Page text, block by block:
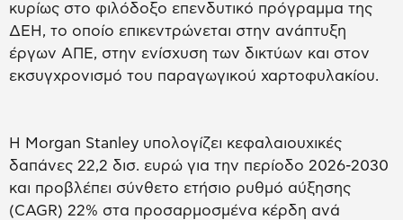
κυρίως στο φιλόδοξο επενδυτικό πρόγραμμα της
ΔΕΗ, το οποίο επικεντρώνεται στην ανάπτυξη
έργων ΑΠΕ, στην ενίσχυση των δικτύων και στον
εκσυγχρονισμό του παραγωγικού χαρτοφυλακίου.
Η Morgan Stanley υπολογίζει κεφαλαιουχικές
δαπάνες 22,2 δισ. ευρώ για την περίοδο 2026-2030
και προβλέπει σύνθετο ετήσιο ρυθμό αύξησης
(CAGR) 22% στα προσαρμοσμένα κέρδη ανά